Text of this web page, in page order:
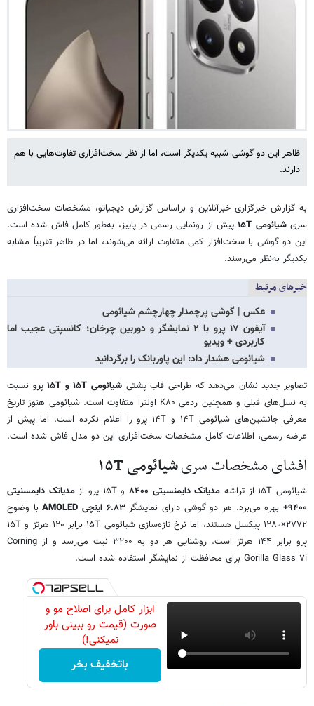
ظاهر این دو گوشی شبیه یکدیگر است، اما از نظر سخت‌افزاری تفاوت‌هایی با هم
دارند.
به گزارش خبرگزاری خبرآنلاین و براساس گزارش دیجیاتو، مشخصات سخت‌افزاری
سریشیائومی ۱۵T
پیش از رونمایی رسمی در پاییز، به‌طور کامل فاش شده است.
این دو گوشی با سخت‌افزار کمی متفاوت ارائه می‌شوند، اما در ظاهر تقریباً مشابه
یکدیگر به‌نظر می‌رسند.
خبرهای مرتبط
عکس | گوشی پرچمدار چهارچشم شیائومی
آیفون ۱۷ پرو با ۲ نمایشگر و دوربین چرخان؛ کانسپتی عجیب اما
کاربردی + ویدیو
شیائومی هشدار داد: این پاوربانک را برگردانید
تصاویر جدید نشان می‌دهد که طراحی قاب پشتی شیائومی۱۵T و ۱۵T پرو
نسبت
به نسل‌های قبلی و همچنین ردمی K۸۰ اولترا متفاوت است. شیائومی هنوز تاریخ
معرفی جانشین‌های شیائومی ۱۴T و ۱۴T پرو را اعلام نکرده است. اما پیش از
عرضه رسمی، اطلاعات کامل مشخصات سخت‌افزاری این دو مدل فاش شده است.
افشای مشخصات سریشیائومی ۱۵T
شیائومی ۱۵T از تراشه مدیاتک دایمنسیتی ۸۴۰۰ و ۱۵T پرو از
مدیاتک دایمسنیتی
۹۴۰۰+ بهره می‌برد. هر دو گوشی دارای نمایشگر۶.۸۳ اینچی AMOLEDبا وضوح
۲۷۷۲×۱۲۸۰ پیکسل هستند، اما نرخ تازه‌سازی شیائومی ۱۵T برابر ۱۲۰ هرتز و ۱۵T
پرو برابر ۱۴۴ هرتز است. روشنایی هر دو به ۳۲۰۰ نیت می‌رسد و از Corning
Gorilla Glass ۷i برای محافظت از نمایشگر استفاده شده است.
ابزار کامل برای اصلاح مو و
صورت (قیمت رو ببینی باور
نمیکنی!)
باتخفیف بخر